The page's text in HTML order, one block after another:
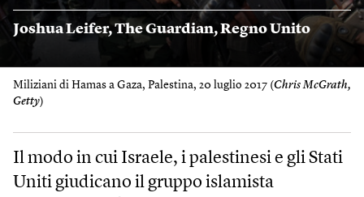
Miliziani di Hamas a Gaza, Palestina, 20 luglio 2017 (Chris McGrath,
Getty)
Joshua Leifer,The Guardian,Regno Unito
Il modo in cui Israele, i palestinesi e gli Stati
Uniti giudicano il gruppo islamista